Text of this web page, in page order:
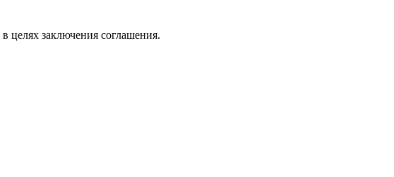
в целях заключения соглашения.